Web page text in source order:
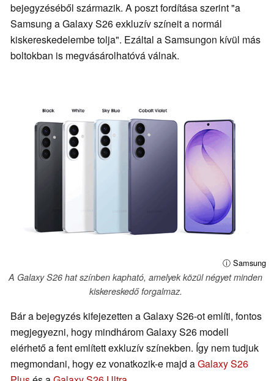
bejegyzéséből származik. A poszt fordítása szerint "a
Samsung a Galaxy S26 exkluzív színeit a normál
kiskereskedelembe tolja". Ezáltal a Samsungon kívül más
boltokban is megvásárolhatóvá válnak.
ⓘ Samsung
A Galaxy S26 hat színben kapható, amelyek közül négyet minden
kiskereskedő forgalmaz.
Bár a bejegyzés kifejezetten a Galaxy S26-ot említi, fontos
megjegyezni, hogy mindhárom Galaxy S26 modell
elérhető a fent említett exkluzív színekben. Így nem tudjuk
megmondani, hogy ez vonatkozik-e majd aGalaxy S26